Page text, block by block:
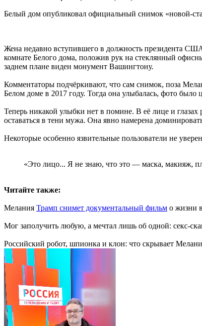
Белый дом опубликовал официальный снимок «новой-
Жена недавно вступившего в должность президента
комнате Белого дома, положив рук на стеклянный
заднем плане виден монумент Вашингтону.
Комментаторы подчёркивают, что сам снимок, поза
Белом доме в 2017 году. Тогда она улыбалась, фото было
Теперь никакой улыбки нет в помине. В её лице и
оставаться в тени мужа. Она явно намерена
Некоторые особенно язвительные пользователи не
«Это лицо... Я не знаю, что это — маска, макияж,
Читайте также:
Мелания Трамп снимет документальный фильм о жизни
Мог заполучить любую, а мечтал лишь об одной: секс-
Российский робот, шпионка и клон: что скрывает